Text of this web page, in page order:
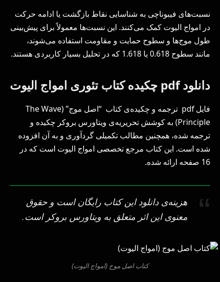
نسبت‌های فیبوناچی به شناسایی نقاط بازگشت یا ادامه حرکت
در امواج الیوت کمک می‌کنند. این نسبت‌ها معمولاً برای پیش‌بینی
طول موج‌ها و سطوح حمایت و مقاومت استفاده می‌شوند،
مانند سطوح 0.618 یا 1.618 که در تحلیل بسیار کاربردی هستند.
دانلود pdf چکیده کتاب تئوری امواج الیوت
فایل pdf ترجمه و چکیده‌ی کتاب “اصل موج” (The Wave
Principle) به کوشش تحریریه‌ی ویتاورس بروکر چکیده و
ترجمه شده، همچنین مطالب تکمیلی گردآوری و به آن افزوده
شده است. این کتاب مرجع تخصصی امواج الیوت است که در
16 صفحه ارائه شده.
هزینه‌ی دانلود این کتاب رایگان است و حقوق
معنوی این اثر متعلق به ویتاورس بروکر است.
کتاب اصل موج (امواج الیوت)